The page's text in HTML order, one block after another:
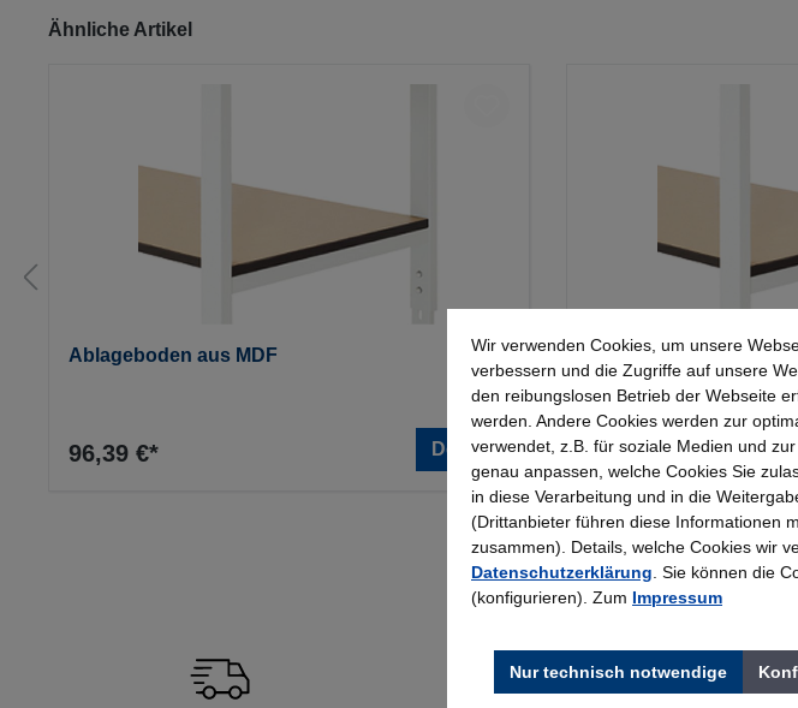
Produktgalerie überspringen
Ähnliche Artikel
Ablageboden aus MDF
96,39 €* Details
Rau Ablageboden
96,39 €*
Wir verwenden Cookies, um unsere
verbessern und die Zugriffe auf unsere
den reibungslosen Betrieb der Webseite
werden. Andere Cookies werden zur
verwendet, z.B. für soziale Medien und
genau anpassen, welche Cookies Sie
in diese Verarbeitung und in die
(Drittanbieter führen diese Informationen
zusammen). Details, welche Cookies wir
Datenschutzerklärung . Sie können die
(konfigurieren). Zum Impressum
Nur technisch notwendige